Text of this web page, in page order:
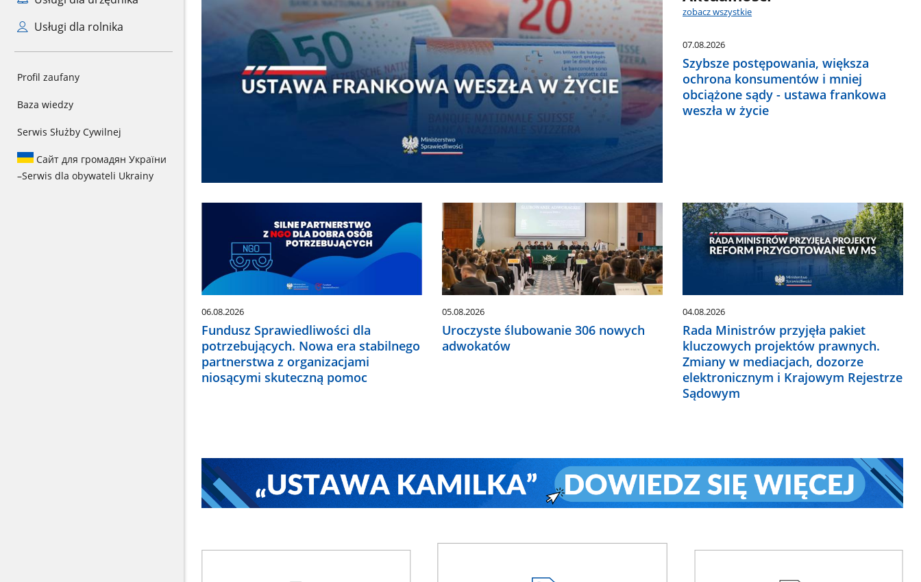
Usługi dla rolnika
Profil zaufany
Baza wiedzy
Serwis Służby Cywilnej
Сайт для громадян України
–Serwis dla obywateli Ukrainy
zobacz wszystkie
07.08.2026
Szybsze postępowania, większa
ochrona konsumentów i mniej
obciążone sądy - ustawa frankowa
weszła w życie
06.08.2026
Fundusz Sprawiedliwości dla
potrzebujących. Nowa era stabilnego
partnerstwa z organizacjami
niosącymi skuteczną pomoc
05.08.2026
Uroczyste ślubowanie 306 nowych
adwokatów
04.08.2026
Rada Ministrów przyjęła pakiet
kluczowych projektów prawnych.
Zmiany w mediacjach, dozorze
elektronicznym i Krajowym Rejestrze
Sądowym